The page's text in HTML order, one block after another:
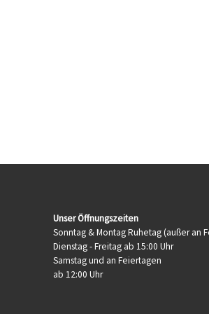
Unser Öffnungszeiten
Sonntag & Montag Ruhetag (außer an
Dienstag - Freitag ab 15:00 Uhr
Samstag und an Feiertagen
ab 12:00 Uhr